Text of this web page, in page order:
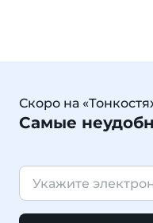
Скоро на
Самые